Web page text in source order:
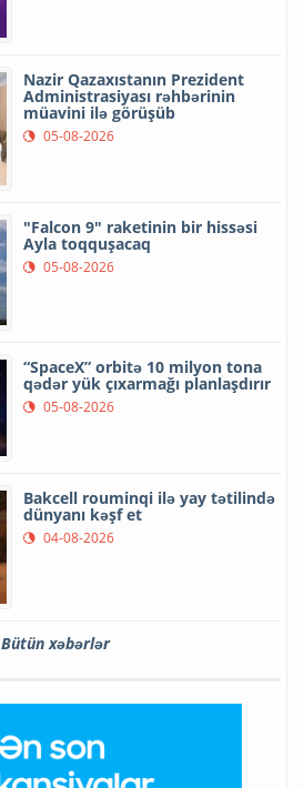
Nazir Qazaxıstanın Prezident
Administrasiyası rəhbərinin
müavini ilə görüşüb
05-08-2026
"Falcon 9" raketinin bir hissəsi
Ayla toqquşacaq
05-08-2026
“SpaceX” orbitə 10 milyon tona
qədər yük çıxarmağı planlaşdırır
05-08-2026
Bakcell rouminqi ilə yay tətilində
dünyanı kəşf et
04-08-2026
Bütün xəbərlər